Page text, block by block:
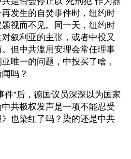
发生的自焚事件时，纽约时
视而不见。同一天，纽约时
叙利亚的主张，或者中投又
但中共滥用安理会常任理事
唯一的问题，中投买了啥，
吗？
件”后，德国议员深深以为国家
共极权发声是一项不能忍受
也染红了吗？染的还是中共